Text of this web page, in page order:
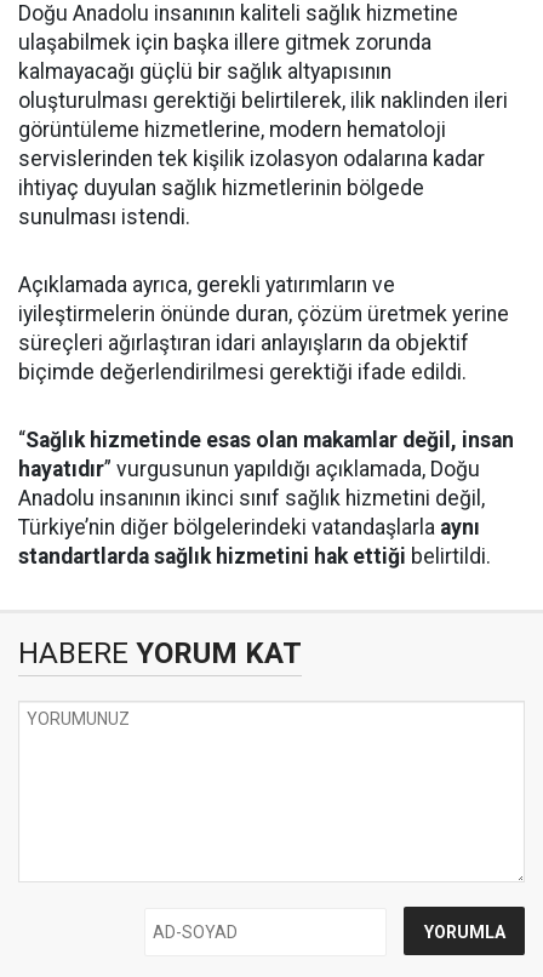
Doğu Anadolu insanının kaliteli sağlık hizmetine
ulaşabilmek için başka illere gitmek zorunda
kalmayacağı güçlü bir sağlık altyapısının
oluşturulması gerektiği belirtilerek, ilik naklinden ileri
görüntüleme hizmetlerine, modern hematoloji
servislerinden tek kişilik izolasyon odalarına kadar
ihtiyaç duyulan sağlık hizmetlerinin bölgede
sunulması istendi.
Açıklamada ayrıca, gerekli yatırımların ve
iyileştirmelerin önünde duran, çözüm üretmek yerine
süreçleri ağırlaştıran idari anlayışların da objektif
biçimde değerlendirilmesi gerektiği ifade edildi.
“Sağlık hizmetinde esas olan makamlar değil, insan
hayatıdır” vurgusunun yapıldığı açıklamada, Doğu
Anadolu insanının ikinci sınıf sağlık hizmetini değil,
Türkiye’nin diğer bölgelerindeki vatandaşlarla aynı
standartlarda sağlık hizmetini hak ettiği belirtildi.
HABERE YORUM KAT